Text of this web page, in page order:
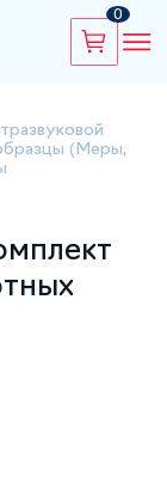
0
(Меры,